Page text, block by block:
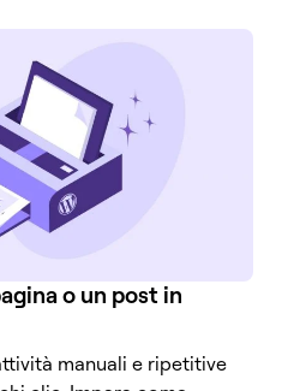
o un post in
manuali e ripetitive